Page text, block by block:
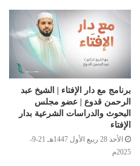
برنامج مع دار الإفتاء | الشيخ عبد
الرحمن قدوع | عضو مجلس
البحوث والدراسات الشرعية بدار
الإفتاء
الأحد 28 ربيع الأول 1447هـ 21-9-
2025م